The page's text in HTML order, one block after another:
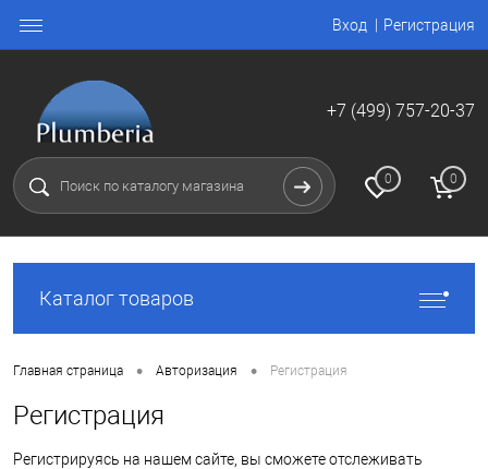
Вход Регистрация
+7 (499) 757-20-37
0 0
Каталог товаров
Главная страница • Авторизация • Регистрация
Регистрация
Регистрируясь на нашем сайте, вы сможете отслеживать